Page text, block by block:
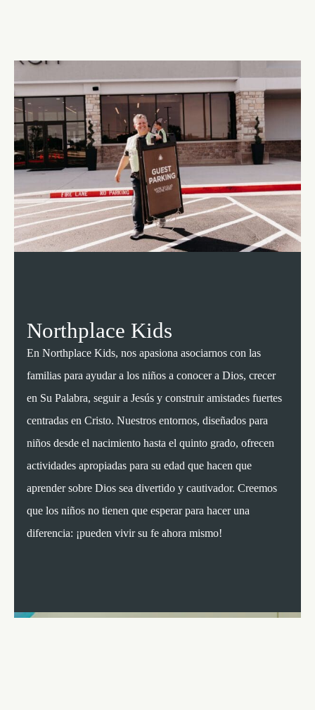
Northplace Kids
En Northplace Kids, nos apasiona asociarnos con las
familias para ayudar a los niños a conocer a Dios, crecer
en Su Palabra, seguir a Jesús y construir amistades fuertes
centradas en Cristo. Nuestros entornos, diseñados para
niños desde el nacimiento hasta el quinto grado, ofrecen
actividades apropiadas para su edad que hacen que
aprender sobre Dios sea divertido y cautivador. Creemos
que los niños no tienen que esperar para hacer una
diferencia: ¡pueden vivir su fe ahora mismo!